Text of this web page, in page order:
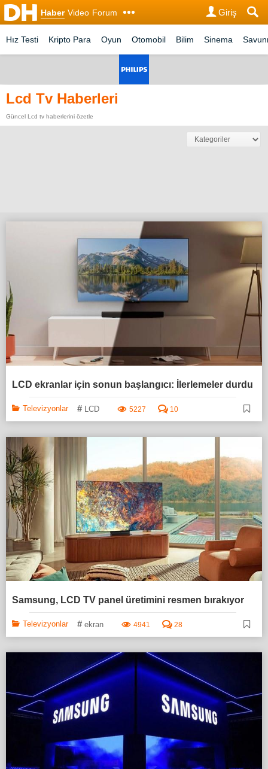
Haber Video Forum Giriş
Hız Testi Kripto Para Oyun Otomobil Bilim Sinema
Lcd Tv Haberleri
Güncel Lcd tv haberlerini özetle
LCD ekranlar için sonun başlangıcı: İlerlemeler durdu
Televizyonlar # LCD 5227 10
Samsung, LCD TV panel üretimini resmen bırakıyor
Televizyonlar # ekran 4941 28